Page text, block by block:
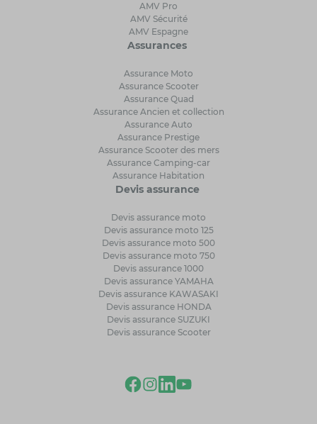
AMV Pro
AMV Sécurité
AMV Espagne
Assurances
Assurance Moto
Assurance Scooter
Assurance Quad
Assurance Ancien et collection
Assurance Auto
Assurance Prestige
Assurance Scooter des mers
Assurance Camping-car
Assurance Habitation
Devis assurance
Devis assurance moto
Devis assurance moto 125
Devis assurance moto 500
Devis assurance moto 750
Devis assurance 1000
Devis assurance YAMAHA
Devis assurance KAWASAKI
Devis assurance HONDA
Devis assurance SUZUKI
Devis assurance Scooter